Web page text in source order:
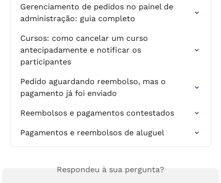
Gerenciamento de pedidos no painel de
administração: guia completo
Cursos: como cancelar um curso
antecipadamente e notificar os
participantes
Pedido aguardando reembolso, mas o
pagamento já foi enviado
Reembolsos e pagamentos contestados
Pagamentos e reembolsos de aluguel
Respondeu à sua pergunta?